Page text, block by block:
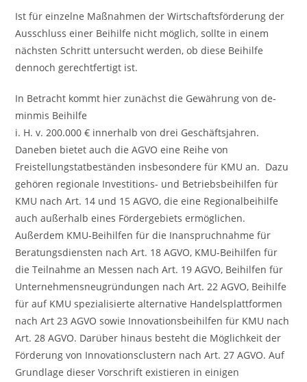
Ist für einzelne Maßnahmen der Wirtschaftsförderung der
Ausschluss einer Beihilfe nicht möglich, sollte in einem
nächsten Schritt untersucht werden, ob diese Beihilfe
dennoch gerechtfertigt ist.
In Betracht kommt hier zunächst die Gewährung von de-
minmis Beihilfe
i. H. v. 200.000 € innerhalb von drei Geschäftsjahren.
Daneben bietet auch die AGVO eine Reihe von
Freistellungstatbeständen insbesondere für KMU an. Dazu
gehören regionale Investitions- und Betriebsbeihilfen für
KMU nach Art. 14 und 15 AGVO, die eine Regionalbeihilfe
auch außerhalb eines Fördergebiets ermöglichen.
Außerdem KMU-Beihilfen für die Inanspruchnahme für
Beratungsdiensten nach Art. 18 AGVO, KMU-Beihilfen für
die Teilnahme an Messen nach Art. 19 AGVO, Beihilfen für
Unternehmensneugründungen nach Art. 22 AGVO, Beihilfe
für auf KMU spezialisierte alternative Handelsplattformen
nach Art 23 AGVO sowie Innovationsbeihilfen für KMU nach
Art. 28 AGVO. Darüber hinaus besteht die Möglichkeit der
Förderung von Innovationsclustern nach Art. 27 AGVO. Auf
Grundlage dieser Vorschrift existieren in einigen